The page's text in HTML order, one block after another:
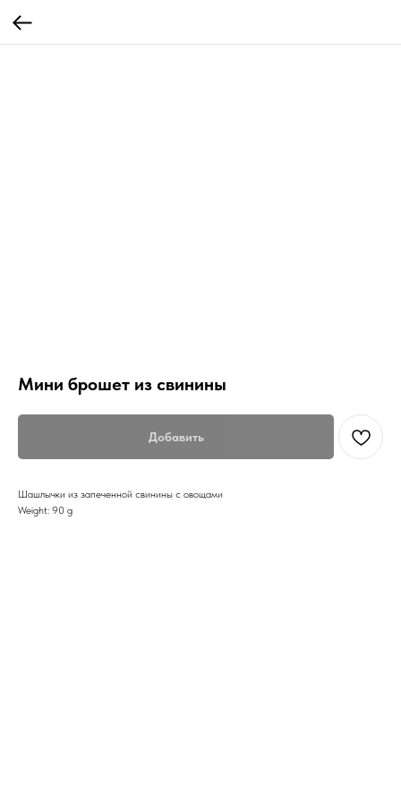
Мини брошет из свинины
Добавить
Шашлычки из запеченной свинины с овощами
Weight: 90 g